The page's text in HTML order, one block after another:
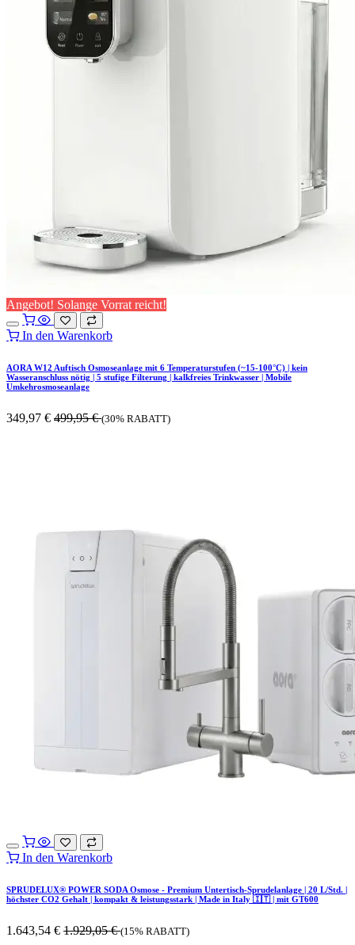
Angebot! Solange Vorrat reicht!
In den Warenkorb
AORA W12 Auftisch Osmoseanlage mit 6 Temperaturstufen (~15-100°C) | kein
Wasseranschluss nötig | 5 stufige Filterung | kalkfreies Trinkwasser | Mobile
Umkehrosmoseanlage
349,97 € 499,95€ (30% RABATT)
In den Warenkorb
SPRUDELUX® POWER SODA Osmose - Premium Untertisch-Sprudelanlage | 20 L/Std. |
höchster CO2 Gehalt | kompakt & leistungsstark | Made in Italy 🇮🇹 | mit GT600
1.643,54 € 1.929,05€ (15% RABATT)